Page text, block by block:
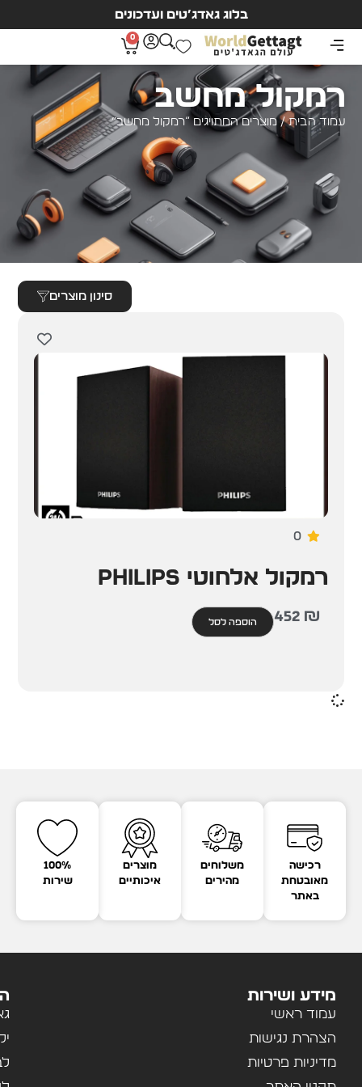
בלוג גאדג’טים ועדכונים
0
רמקול מחשב
עמוד הבית/ מוצרים המתויגים “רמקול מחשב”
סינון מוצרים
0
רמקול אלחוטי Philips
452 ₪ הוספה לסל
רכישה
מאובטחת
באתר
משלוחים
מהירים
מוצרים
איכותיים
100%
שירות
מידע ושירות
עמוד ראשי
הצהרת נגישות
מדיניות פרטיות